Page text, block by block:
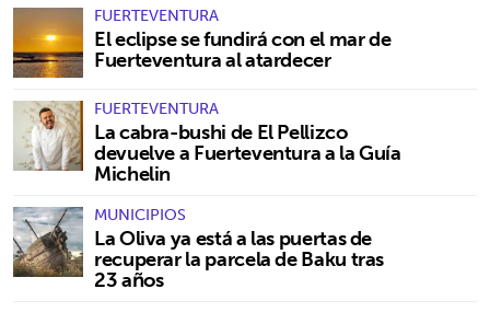
FUERTEVENTURA
El eclipse se fundirá con el mar de
Fuerteventura al atardecer
FUERTEVENTURA
La cabra-bushi de El Pellizco
devuelve a Fuerteventura a la Guía
Michelin
MUNICIPIOS
La Oliva ya está a las puertas de
recuperar la parcela de Baku tras
23 años